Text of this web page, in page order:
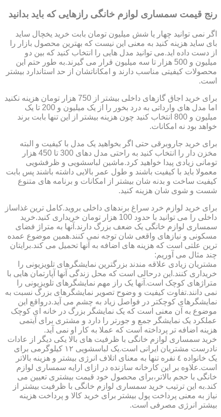
رنج قیمت سمساری لوازم خانگی رازهایی که باید بدانید
اگر نمی توانید چهار یا شش میلیون تومان بابت خرید یخچال ساید
بای ساید هزینه کنید به معنی این نیست که بهترین محصول بازار را
از دست داده اید.می توانید مدل هایی را انتخاب کنید که بین دو
میلیون و 500 هزار تا سه میلیون قرار می گیرند.به طور حتم این
محصولات کیفیتی مناسب دارند و امکاناتشان از حد استاندارد بیشتر
است.
برای خرید اجاق گازهای داخلی بیشتر از 750 هزار تومان هزینه نکنید
اما مدل های وارداتی به درد بخور را از یک میلیون و 200 تا یک
میلیون و 800 انتخاب کنید چون هزینه بیشتر از این تنها بابت برند
خواهد بود نه امکانات.
برای خرید جاروبرقی حتی اگر بخواهید یک مدل با کیفیت و البته
مخزن دار را انتخاب کنید به راحتی مدل دهای 300 تا 450 هزار
تومانی زیادی پیدا خواهید کرد.ماشین لباسشویی و ظرفشویی
معمولا باید با کیفیت باشند و طول عمر بالایی داشته باشند پس بابت
کیفیت ساخت و بدنه شان بیشتر از امکانات و برنامه های متنوع
شست و شوی شان هزینه کنید.
برای خرید لوازم خرد سراغ برندهای داخلی بروید.کامل ترین غذاساز
داخلی را می توانید با حدود 100 هزار تومان خریداری کنید.خرید
سمساری لوازم خانگی یک ضعف بزرگ دارند.آنها به متراژ فضای
مسکونی و نیازهای واقعی شان توجه نمی کنند.همین موضوع عمده
ترین علتی است که هزینه های اضافه به آنها تحمیل می کند.برایتان
چند مثال می آوریم:
مشتریان زیادی علاقه مندند بزرگترین نمایشگرهای تلویزیونی را
خریداری کنند.این درحالی است که محل زندگی آنها آپارتمان هایی با
متراژهای کوچک است.آنها یک راز مهم نمایشگرهای تلویزیونی را
نمی دانند.تفاوت کیفیت و وضوح تصویر نمایشگرهای بزرگ نسبت به
نمایشگرهای کوچکتر در فواصل زیاد به چشم می آید.درواقع این
موضوع به آن معنی است که یک نمایشگر بزرگ در خانه ای کوچک
عملکرد یک نمایشگر جمع و جورتر را دارد و مشتری برای آیتمی
هزینه اضافه تر پرداخته است که عملا به کار او نمی آید.
خرید سمساری لوازم خانگی با ظرفیت های بالا یکی دیگر از عادات
نادرست مشتریان ایرانی است.یک لباسشویی ١٢ کیلوگرمی برای
یک خانواده ٤ نفره تنها به معنای اتلاف انرژی بیشتر و هزینه بالاتر
است.علاوه بر این کارخانه سازنده در ازای ارایه سمساری لوازم
خانگی با حجم بالاتر،برای محصول خود قیمت بیشتری تعیین می
کند.به این ترتیب خرید سمساری لوازم خانگی با ظرفیت بیشتر از
نیاز به معنی پرداخت پول بیشتر برای خرید کالا و پرداخت هزینه
بیشتر انرژی مصرفی است.